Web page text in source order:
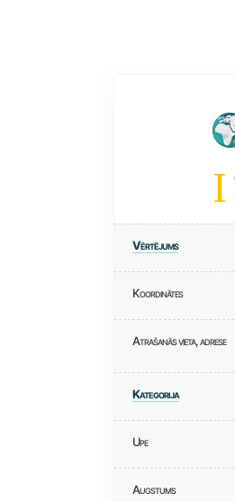
I
Vērtējums
Koordinātes
Atrašanās vieta, adrese
Kategorija
Upe
Augstums